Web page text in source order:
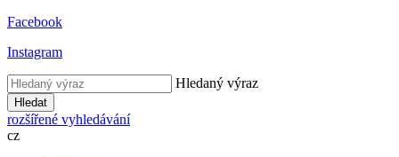
Facebook
Instagram
Hledaný výraz
Hledat
rozšířené vyhledávání
cz